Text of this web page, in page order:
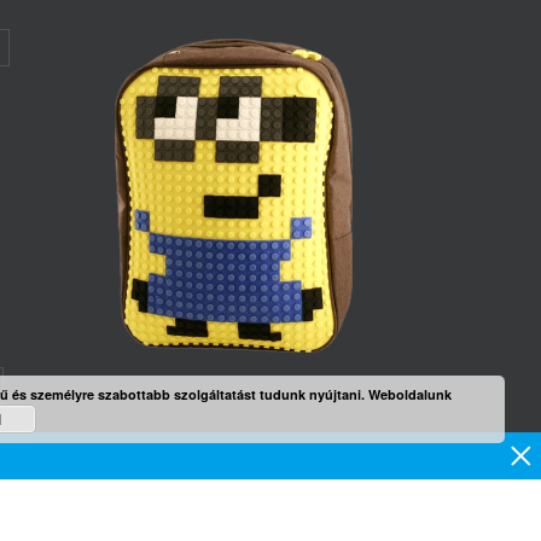
×
és személyre szabottabb szolgáltatást tudunk nyújtani. Weboldalunk